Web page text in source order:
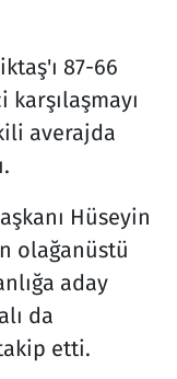
87-66
averajda
Hüseyin
olağanüstü
aday
da
etti.